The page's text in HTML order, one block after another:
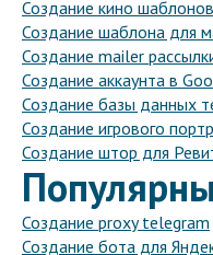
Создание кино
Создание шаблона для
Создание mailer
Создание аккаунта в
Создание базы данных
Создание игрового
Создание штор для
Создание proxy telegram
Создание бота для